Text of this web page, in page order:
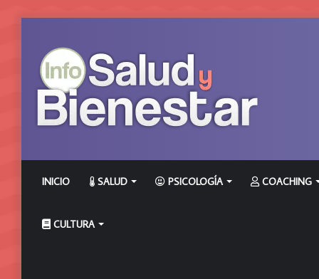
INICIO SALUD PSICOLOGÍA COACHING
CULTURA